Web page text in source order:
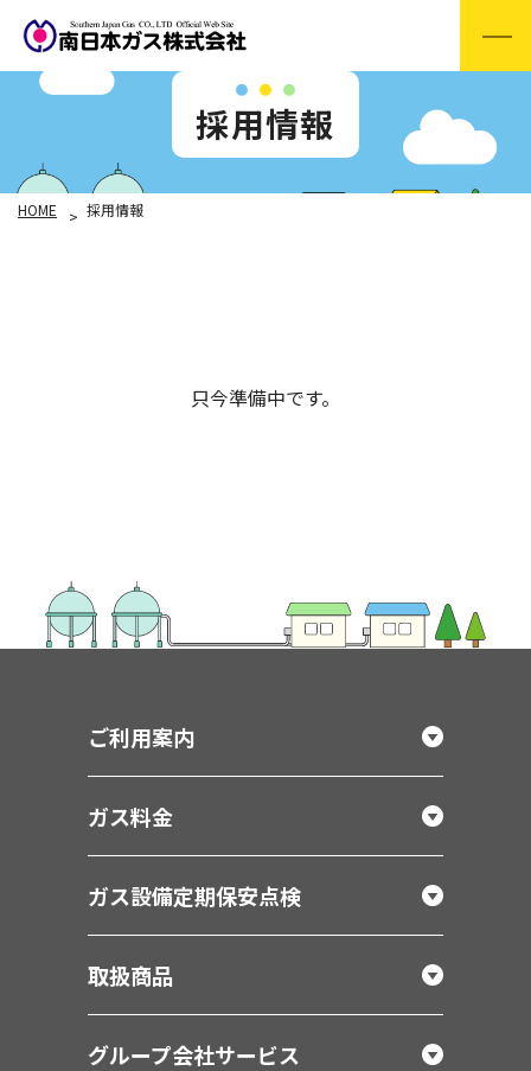
採用情報
HOME 採用情報
只今準備中です。
ご利用案内
ガス料金
ガス設備定期保安点検
取扱商品
グループ会社サービス